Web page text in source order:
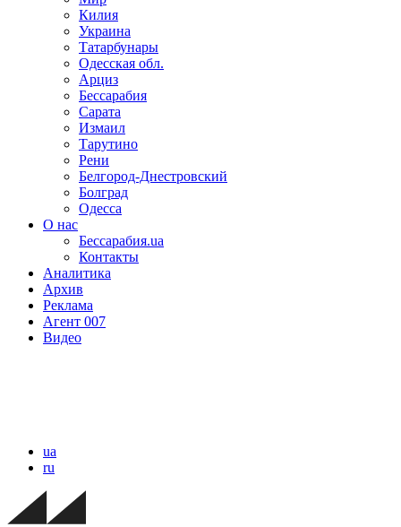
Килия
Украина
Татарбунары
Одесская обл.
Арциз
Бессарабия
Сарата
Измаил
Тарутино
Рени
Белгород-Днестровский
Болград
Одесса
О нас
Бессарабия.ua
Контакты
Аналитика
Архив
Реклама
Агент 007
Видео
ua
ru